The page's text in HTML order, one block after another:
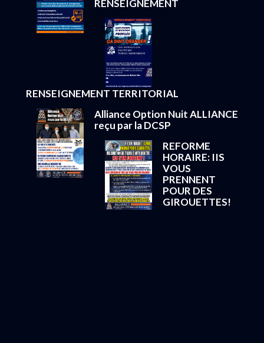
RENSEIGNEMENT
RENSEIGNEMENT TERRITORIAL
Alliance Option Nuit ALLIANCE
reçu par la DCSP
REFORME
HORAIRE: IIS
VOUS
PRENNENT
POUR DES
GIROUETTES!